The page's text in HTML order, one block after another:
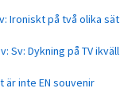
Ironiskt på två olika
Sv: Dykning på TV ikväll
är inte EN souvenir